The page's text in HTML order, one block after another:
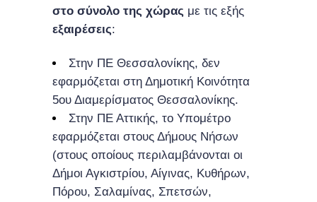
στο σύνολο της χώρας με τις εξής
εξαιρέσεις:
Στην ΠΕ Θεσσαλονίκης, δεν
εφαρμόζεται στη Δημοτική Κοινότητα
5ου Διαμερίσματος Θεσσαλονίκης.
Στην ΠΕ Αττικής, το Υπομέτρο
εφαρμόζεται στους Δήμους Νήσων
(στους οποίους περιλαμβάνονται οι
Δήμοι Αγκιστρίου, Αίγινας, Κυθήρων,
Πόρου, Σαλαμίνας, Σπετσών,